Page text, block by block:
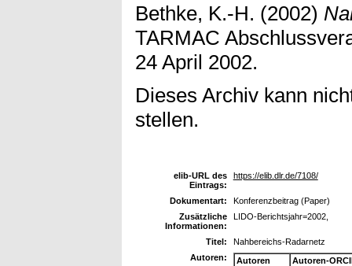
Bethke, K.-H. (2002)
TARMAC
24 April 2002.
Dieses Archiv kann
stellen.
elib-URL des
Eintrags:
https://elib.dlr.de/7108/
Dokumentart:
Konferenzbeitrag (Paper)
Zusätzliche
Informationen:
LIDO-Berichtsjahr=2002,
Titel:
Nahbereichs-Radarnetz
Autoren:
Autoren
Autoren-